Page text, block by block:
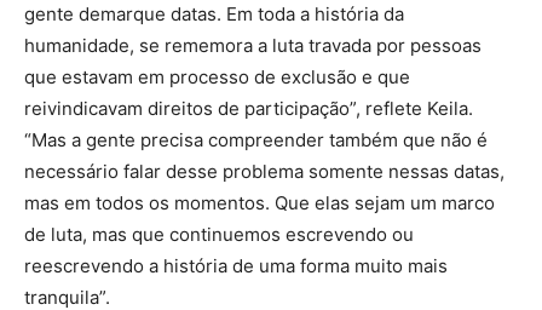
gente demarque datas. Em toda a história da
humanidade, se rememora a luta travada por pessoas
que estavam em processo de exclusão e que
reivindicavam direitos de participação”, reflete Keila.
“Mas a gente precisa compreender também que não é
necessário falar desse problema somente nessas datas,
mas em todos os momentos. Que elas sejam um marco
de luta, mas que continuemos escrevendo ou
reescrevendo a história de uma forma muito mais
tranquila”.